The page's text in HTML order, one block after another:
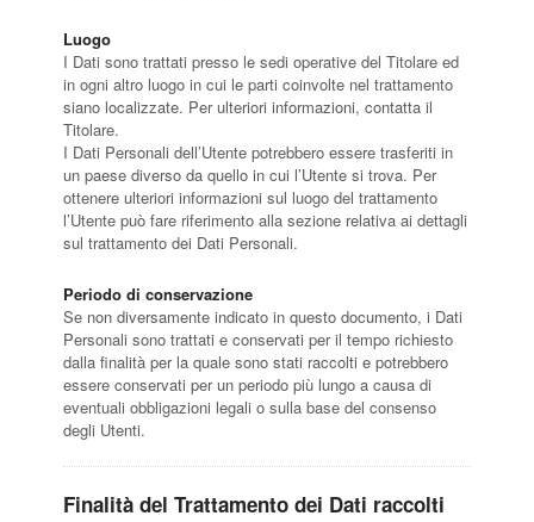
Luogo
I Dati sono trattati presso le sedi operative del Titolare ed
in ogni altro luogo in cui le parti coinvolte nel trattamento
siano localizzate. Per ulteriori informazioni, contatta il
Titolare.
I Dati Personali dell’Utente potrebbero essere trasferiti in
un paese diverso da quello in cui l’Utente si trova. Per
ottenere ulteriori informazioni sul luogo del trattamento
l’Utente può fare riferimento alla sezione relativa ai dettagli
sul trattamento dei Dati Personali.
Periodo di conservazione
Se non diversamente indicato in questo documento, i Dati
Personali sono trattati e conservati per il tempo richiesto
dalla finalità per la quale sono stati raccolti e potrebbero
essere conservati per un periodo più lungo a causa di
eventuali obbligazioni legali o sulla base del consenso
degli Utenti.
Finalità del Trattamento dei Dati raccolti